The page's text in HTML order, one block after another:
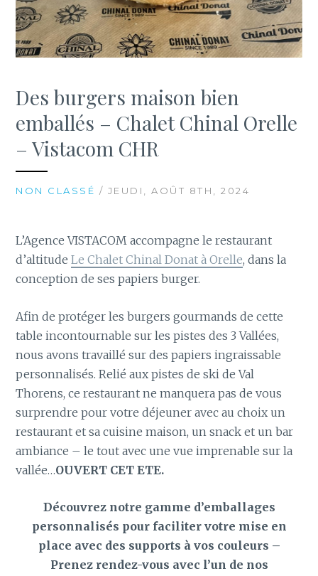
Des burgers maison bien
emballés – Chalet Chinal Orelle
– Vistacom CHR
NON CLASSÉ / JEUDI, AOÛT 8TH, 2024
L’Agence VISTACOM accompagne le restaurant
d’altitudeLe Chalet Chinal Donat à Orelle, dans la
conception de ses papiers burger.
Afin de protéger les burgers gourmands de cette
table incontournable sur les pistes des 3 Vallées,
nous avons travaillé sur des papiers ingraissable
personnalisés. Relié aux pistes de ski de Val
Thorens, ce restaurant ne manquera pas de vous
surprendre pour votre déjeuner avec au choix un
restaurant et sa cuisine maison, un snack et un bar
ambiance – le tout avec une vue imprenable sur la
vallée…OUVERT CET ETE.
Découvrez notre gamme d’emballages
personnalisés pour faciliter votre mise en
place avec des supports à vos couleurs –
Prenez rendez-vous avec l’un de nos